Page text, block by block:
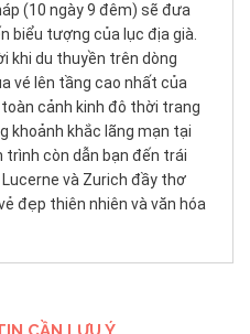
(10 ngày 9 đêm) sẽ đưa
biểu tượng của lục địa già.
khi du thuyền trên dòng
vé lên tầng cao nhất của
cảnh kinh đô thời trang
khoảnh khắc lãng mạn tại
trình còn dẫn bạn đến trái
và Zurich đầy thơ
đẹp thiên nhiên và văn hóa